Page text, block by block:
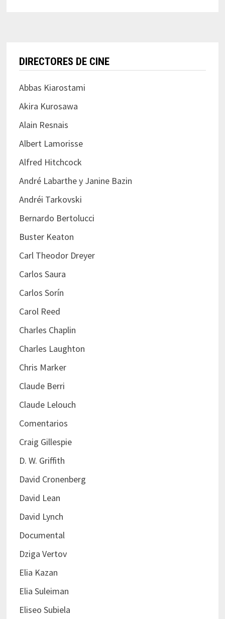
DIRECTORES DE CINE
Abbas Kiarostami
Akira Kurosawa
Alain Resnais
Albert Lamorisse
Alfred Hitchcock
André Labarthe y Janine Bazin
Andréi Tarkovski
Bernardo Bertolucci
Buster Keaton
Carl Theodor Dreyer
Carlos Saura
Carlos Sorín
Carol Reed
Charles Chaplin
Charles Laughton
Chris Marker
Claude Berri
Claude Lelouch
Comentarios
Craig Gillespie
D. W. Griffith
David Cronenberg
David Lean
David Lynch
Documental
Dziga Vertov
Elia Kazan
Elia Suleiman
Eliseo Subiela